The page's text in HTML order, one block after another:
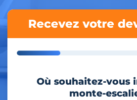
Recevez votre
Où souhaitez-vous
monte-